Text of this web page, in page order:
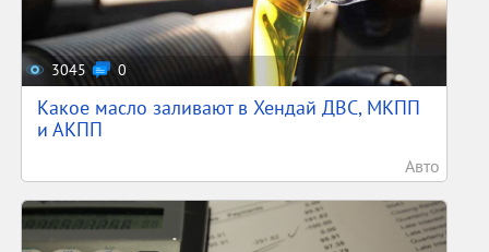
3045 0
Какое масло заливают в Хендай ДВС, МКПП
и АКПП
Авто